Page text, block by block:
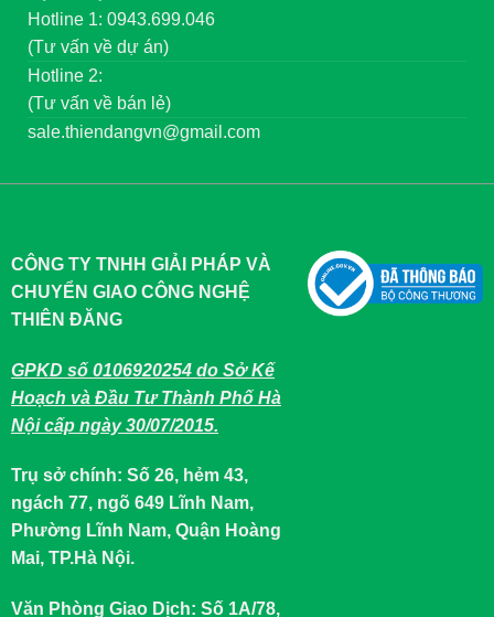
Hotline 1: 0943.699.046
(Tư vấn về dự án)
Hotline 2:
(Tư vấn về bán lẻ)
sale.thiendangvn@gmail.com
CÔNG TY TNHH GIẢI PHÁP VÀ
CHUYỂN GIAO CÔNG NGHỆ
THIÊN ĐĂNG
GPKD số 0106920254 do Sở Kế
Hoạch và Đầu Tư Thành Phố Hà
Nội cấp ngày 30/07/2015.
Trụ sở chính: Số 26, hẻm 43,
ngách 77, ngõ 649 Lĩnh Nam,
Phường Lĩnh Nam, Quận Hoàng
Mai, TP.Hà Nội.
Văn Phòng Giao Dịch: Số 1A/78,